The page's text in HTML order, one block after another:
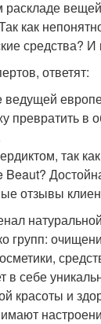
раскладе
как
средства? И
ответят:
ведущей
в
так
отзывы
групп:
в себе
красоты и